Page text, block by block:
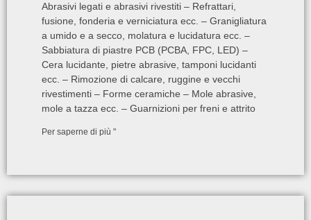
Abrasivi legati e abrasivi rivestiti – Refrattari,
fusione, fonderia e verniciatura ecc. – Granigliatura
a umido e a secco, molatura e lucidatura ecc. –
Sabbiatura di piastre PCB (PCBA, FPC, LED) –
Cera lucidante, pietre abrasive, tamponi lucidanti
ecc. – Rimozione di calcare, ruggine e vecchi
rivestimenti – Forme ceramiche – Mole abrasive,
mole a tazza ecc. – Guarnizioni per freni e attrito
Per saperne di più "